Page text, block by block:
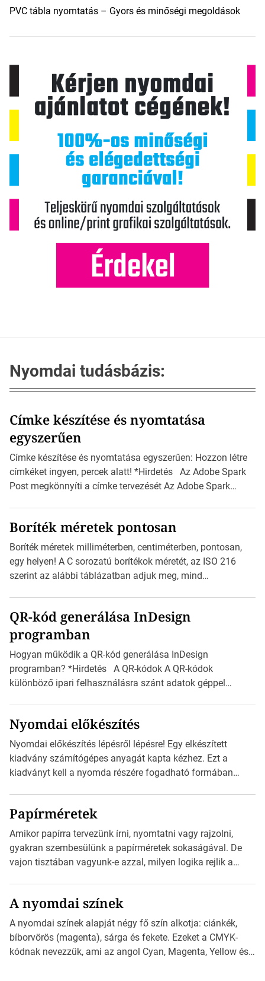
PVC tábla nyomtatás – Gyors és minőségi megoldások
Nyomdai tudásbázis:
Címke készítése és nyomtatása
egyszerűen
Címke készítése és nyomtatása egyszerűen: Hozzon létre
címkéket ingyen, percek alatt! *Hirdetés Az Adobe Spark
Post megkönnyíti a címke tervezését Az Adobe Spark
igazán foroghatnak a kreatív fogaskerekek, miközben
zajlik a saját címke készítése. Hogyan készítsünk címkét?
Válasszon méretet és alakot: Válassza ki a kívánt címke
méretét. Akár néhány […]
Boríték méretek pontosan
Boríték méretek milliméterben, centiméterben, pontosan,
egy helyen! A C sorozatú borítékok méretét, az ISO 216
szerint az alábbi táblázatban adjuk meg, mind
mutatja az A4-es papírlaphoz viszonyítva. Az amerikai és
észak-amerikai boríték méretére az ISO 216 nem
vonatkozik. Boríték méretének táblázata C0-tól […]
QR-kód generálása InDesign
programban
Hogyan működik a QR-kód generálása InDesign
programban? *Hirdetés A QR-kódok A QR-kódok
különböző ipari felhasználásra szánt adatok géppel
okostelefonjára telepíthet egy QR-kód-leolvasó
alkalmazást, ami leolvasni és dekódolni képes az URL-
információt és átirányítja a telefon böngészőjét a cég
weblapjára. A QR-kód beolvasása után a felhasználó
Nyomdai előkészítés
Nyomdai előkészítés lépésről lépésre! Egy elkészített
kiadvány számítógépes anyagát kapta kézhez. Ezt a
kiadványt kell a nyomda részére fogadható formában
Illustratorban készült vektorgrafika. *Hirdetés Minden
esetben konzultáljunk a nyomdával, mielőtt elkezdjük a
nyomdai előkészítést!Nehogy az elkészült munka után
derüljön ki, hogy valamit másképp kellett volna csinálni! […]
Papírméretek
Amikor papírra tervezünk írni, nyomtatni vagy rajzolni,
gyakran szembesülünk a papírméretek sokaságával. De
vajon tisztában vagyunk-e azzal, milyen logika rejlik a
*Hirdetés Ebben a cikkben a papírméretek izgalmas
világába kalauzolunk el téged, hogy jobban megértsd,
milyen szempontok alapján érdemes választanod a
jövőben. Bevezetés a papírméretek világába A […]
A nyomdai színek
A nyomdai színek alapját négy fő szín alkotja: ciánkék,
bíborvörös (magenta), sárga és fekete. Ezeket a CMYK-
kódnak nevezzük, ami az angol Cyan, Magenta, Yellow és